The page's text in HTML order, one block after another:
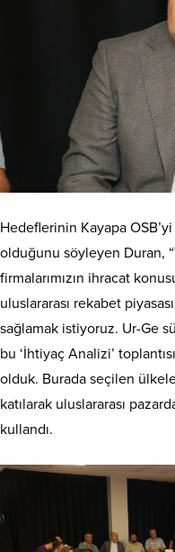
Hedeflerinin Kayapa
olduğunu söyleyen Duran,
firmalarımızın ihracat
uluslararası rekabet
sağlamak istiyoruz. Ur-Ge
bu ‘İhtiyaç Analizi’
olduk. Burada seçilen
katılarak uluslararası
kullandı.